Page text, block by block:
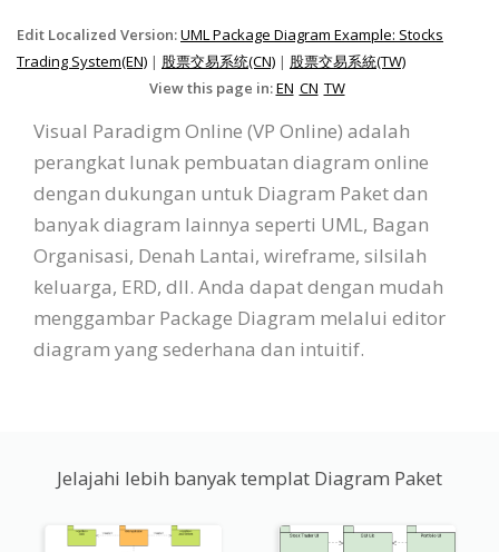
Edit Localized Version:UML Package Diagram Example: Stocks
Trading System(EN) | 股票交易系统(CN) | 股票交易系統(TW)
View this page in:EN CN TW
Visual Paradigm Online (VP Online) adalah
perangkat lunak pembuatan diagram online
dengan dukungan untuk Diagram Paket dan
banyak diagram lainnya seperti UML, Bagan
Organisasi, Denah Lantai, wireframe, silsilah
keluarga, ERD, dll. Anda dapat dengan mudah
menggambar Package Diagram melalui editor
diagram yang sederhana dan intuitif.
Jelajahi lebih banyak templat Diagram Paket